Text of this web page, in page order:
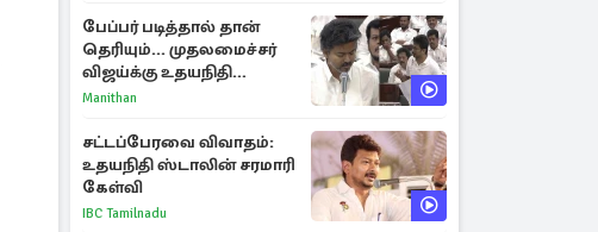
பேப்பர் படித்தால் தான்
தெரியும்... முதலமைச்சர்
விஜய்க்கு உதயநிதி
ஸ்டாலின் பதிலடி
Manithan
சட்டப்பேரவை விவாதம்:
உதயநிதி ஸ்டாலின் சரமாரி
கேள்வி
IBC Tamilnadu